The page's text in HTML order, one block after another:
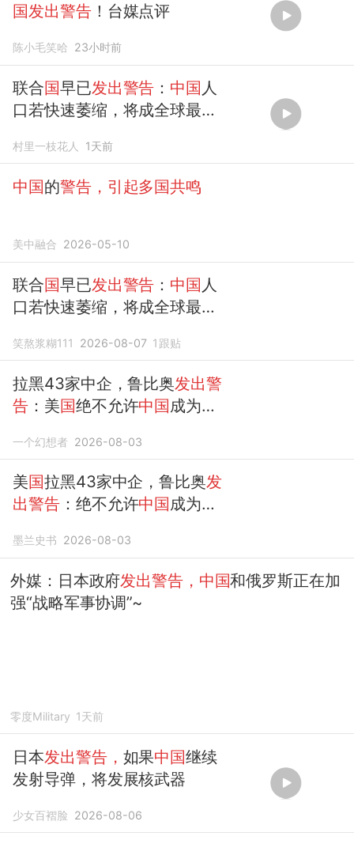
国发出警告！台媒点评
陈小毛笑哈 23小时前
联合国早已发出警告 ： 中国 人
口若快速萎缩，将成全球最大
村里一枝花人 1天前
中国的警告，引起多国共鸣
美中融合 2026-05-10
联合国早已发出警告 ： 中国 人
口若快速萎缩，将成全球最大
笑熬浆糊111 2026-08-07 1 跟贴
拉黑43家中企，鲁比奥发出警
告 ：美国绝不允许中国成为世
一个幻想者 2026-08-03
美国拉黑43家中企，鲁比奥发
出警告 ：绝不允许中国成为世
墨兰史书 2026-08-03
外媒：日本政府发出警告，中国和俄罗斯正在加
强“战略军事协调”~
零度Military 1天前
日本发出警告， 如果中国继续
发射导弹，将发展核武器
少女百褶脸 2026-08-06